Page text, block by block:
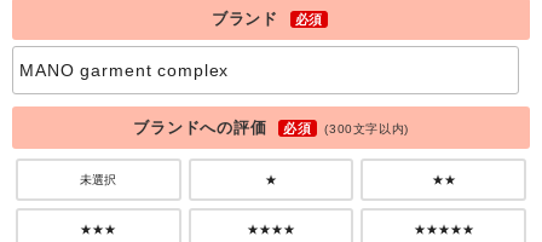
ブランド 必須
ブランドへの評価 必須 (300文字以内)
未選択 ★ ★★
★★★ ★★★★ ★★★★★